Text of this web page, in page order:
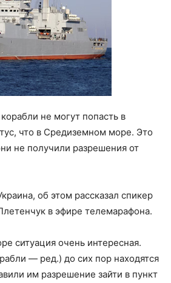
не могут попасть в
что в Средиземном море. Это
не получили разрешения от
об этом рассказал спикер
в эфире телемарафона.
ситуация очень интересная.
— ред.) до сих пор находятся
им разрешение зайти в пункт